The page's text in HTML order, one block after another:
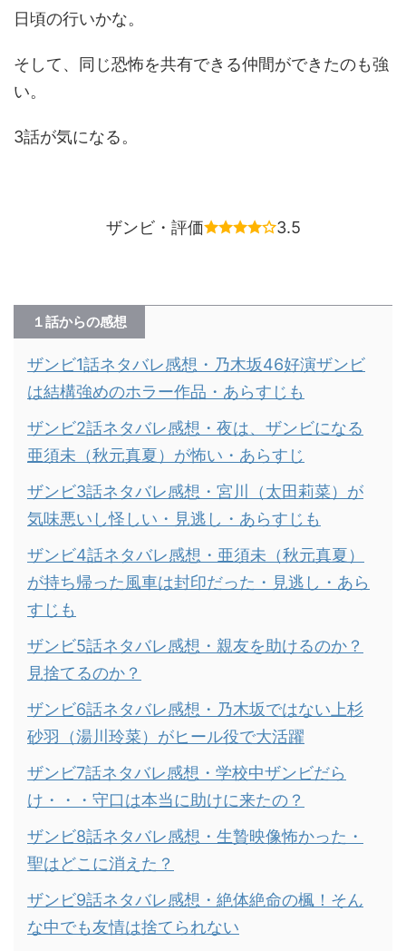
日頃の行いかな。
そして、同じ恐怖を共有できる仲間ができたのも強
い。
3話が気になる。
ザンビ・評価 3.5
１話からの感想
ザンビ1話ネタバレ感想・乃木坂46好演ザンビ
は結構強めのホラー作品・あらすじも
ザンビ2話ネタバレ感想・夜は、ザンビになる
亜須未（秋元真夏）が怖い・あらすじ
ザンビ3話ネタバレ感想・宮川（太田莉菜）が
気味悪いし怪しい・見逃し・あらすじも
ザンビ4話ネタバレ感想・亜須未（秋元真夏）
が持ち帰った風車は封印だった・見逃し・あら
すじも
ザンビ5話ネタバレ感想・親友を助けるのか？
見捨てるのか？
ザンビ6話ネタバレ感想・乃木坂ではない上杉
砂羽（湯川玲菜）がヒール役で大活躍
ザンビ7話ネタバレ感想・学校中ザンビだら
け・・・守口は本当に助けに来たの？
ザンビ8話ネタバレ感想・生贄映像怖かった・
聖はどこに消えた？
ザンビ9話ネタバレ感想・絶体絶命の楓！そん
な中でも友情は捨てられない